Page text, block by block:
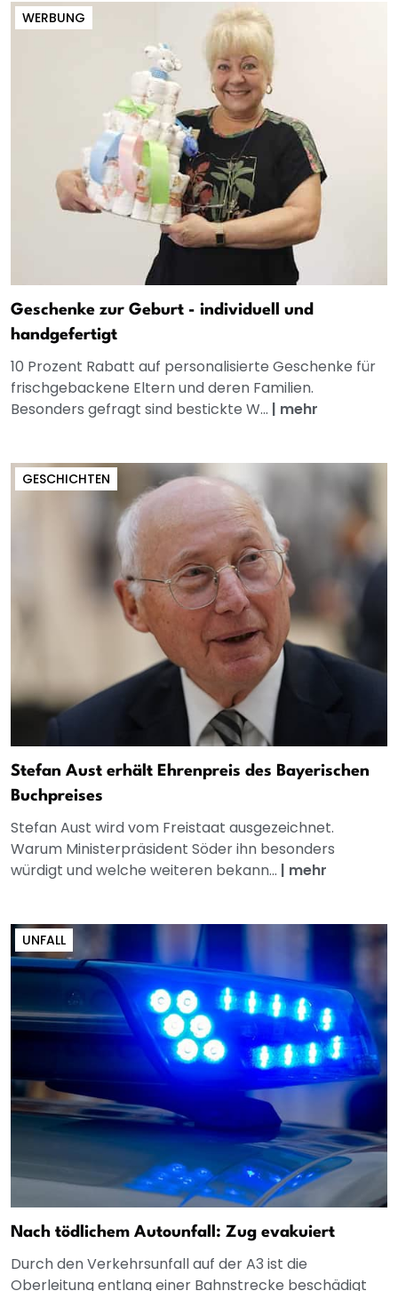
WERBUNG
Geschenke zur Geburt - individuell und
handgefertigt
10 Prozent Rabatt auf personalisierte Geschenke für
frischgebackene Eltern und deren Familien.
Besonders gefragt sind bestickte W... | mehr
GESCHICHTEN
Stefan Aust erhält Ehrenpreis des Bayerischen
Buchpreises
Stefan Aust wird vom Freistaat ausgezeichnet.
Warum Ministerpräsident Söder ihn besonders
würdigt und welche weiteren bekann... | mehr
UNFALL
Nach tödlichem Autounfall: Zug evakuiert
Durch den Verkehrsunfall auf der A3 ist die
Oberleitung entlang einer Bahnstrecke beschädigt